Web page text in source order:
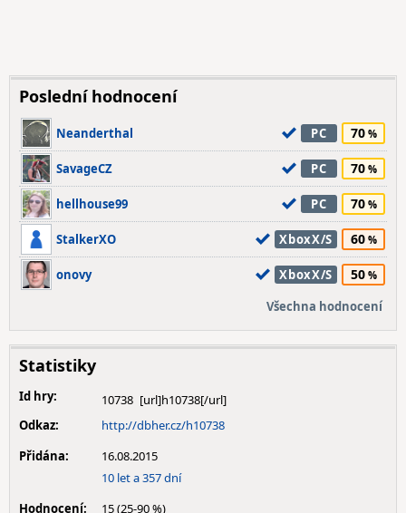
Poslední hodnocení
Neanderthal PC 70
SavageCZ PC 70
hellhouse99 PC 70
StalkerXO XboxX/S 60
onovy XboxX/S 50
Všechna hodnocení
Statistiky
Id hry:
10738
Odkaz:
http://dbher.cz/h10738
Přidána:
16.08.2015
10 let a 357 dní
Hodnocení:
15 (25-90 %)